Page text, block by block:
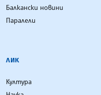
Балкански новини
Паралели
ЛИК
Култура